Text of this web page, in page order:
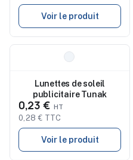
Voir le produit
Lunettes de soleil
publicitaire Tunak
0,23 €
0,28 € TTC
Voir le produit